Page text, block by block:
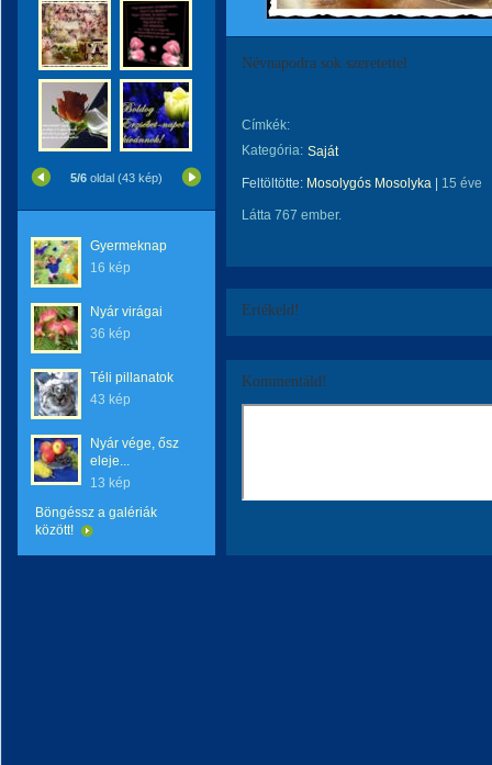
5/6 oldal (43 kép)
Gyermeknap
16 kép
Nyár virágai
36 kép
Téli pillanatok
43 kép
Nyár vége, ősz
eleje...
13 kép
Böngéssz a galériák
között!
Névnapodra sok szeretettel
Címkék:
Kategória: Saját
Feltöltötte: Mosolygós Mosolyka 15 éve
Látta 767 ember.
Értékeld!
Kommentáld!